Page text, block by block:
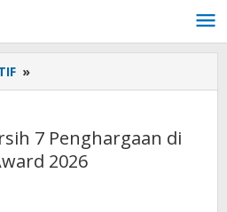
»
Sapu
Penghargaan
di
7 Penghargaan di
2026